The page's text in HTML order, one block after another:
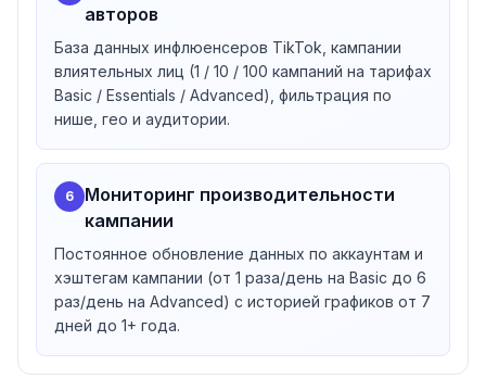
авторов
База данных инфлюенсеров TikTok, кампании
влиятельных лиц (1 / 10 / 100 кампаний на тарифах
Basic / Essentials / Advanced), фильтрация по
нише, гео и аудитории.
6
Мониторинг производительности
кампании
Постоянное обновление данных по аккаунтам и
хэштегам кампании (от 1 раза/день на Basic до 6
раз/день на Advanced) с историей графиков от 7
дней до 1+ года.